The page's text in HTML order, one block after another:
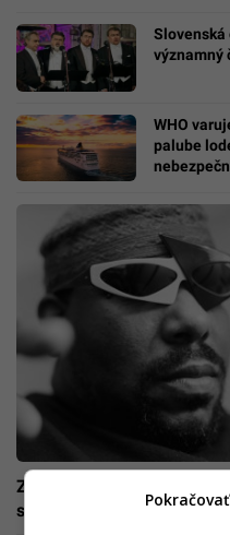
Slovenská
významný
WHO
palube
Zomrel „krstný otec hip-
sebe zanechal megahit aj